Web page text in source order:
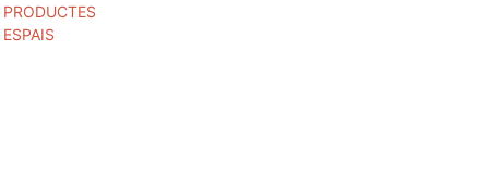
PRODUCTES
ESPAIS